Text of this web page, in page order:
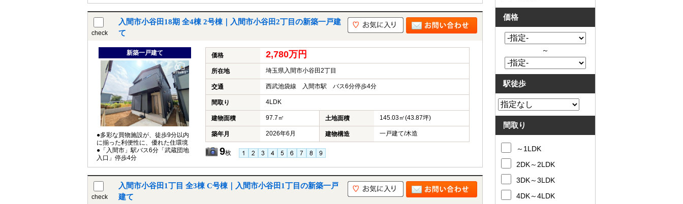
check
入間市小谷田18期 全4棟 2号棟｜入間市小谷田2丁目の新築一戸建
て
新築一戸建て
●多彩な買物施設が、徒歩9分以内
に揃った利便性に、優れた住環境
●「入間市」駅バス6分「武蔵団地
入口」停歩4分
価格 2,780万円
所在地 埼玉県入間市小谷田2丁目
交通 西武池袋線 入間市駅 バス6分停歩4分
間取り 4LDK
建物面積 97.7㎡ 土地面積 145.03㎡(43.87坪)
築年月 2026年6月 建物構造 一戸建て/木造
9枚
check
入間市小谷田1丁目 全3棟 C号棟｜入間市小谷田1丁目の新築一戸
建て
価格
～
駅徒歩
間取り
～1LDK
2DK～2LDK
3DK～3LDK
4DK～4LDK